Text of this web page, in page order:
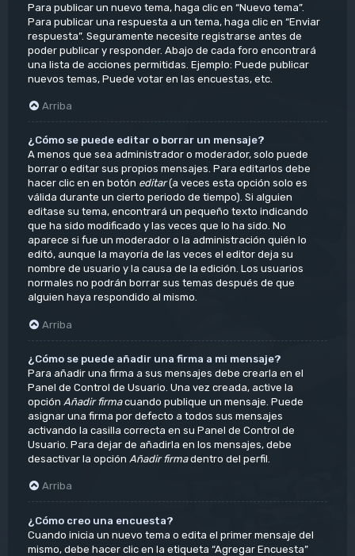
Para publicar un nuevo tema, haga clic en “Nuevo tema”.
Para publicar una respuesta a un tema, haga clic en “Enviar
respuesta”. Seguramente necesite registrarse antes de
poder publicar y responder. Abajo de cada foro encontrará
una lista de acciones permitidas. Ejemplo: Puede publicar
nuevos temas, Puede votar en las encuestas, etc.
Arriba
¿Cómo se puede editar o borrar un mensaje?
A menos que sea administrador o moderador, solo puede
borrar o editar sus propios mensajes. Para editarlos debe
hacer clic en en botón editar(a veces esta opción solo es
válida durante un cierto periodo de tiempo). Si alguien
editase su tema, encontrará un pequeño texto indicando
que ha sido modificado y las veces que lo ha sido. No
aparece si fue un moderador o la administración quién lo
editó, aunque la mayoría de las veces el editor deja su
nombre de usuario y la causa de la edición. Los usuarios
normales no podrán borrar sus temas después de que
alguien haya respondido al mismo.
Arriba
¿Cómo se puede añadir una firma a mi mensaje?
Para añadir una firma a sus mensajes debe crearla en el
Panel de Control de Usuario. Una vez creada, active la
opción Añadir firmacuando publique un mensaje. Puede
asignar una firma por defecto a todos sus mensajes
activando la casilla correcta en su Panel de Control de
Usuario. Para dejar de añadirla en los mensajes, debe
desactivar la opción Añadir firmadentro del perfil.
Arriba
¿Cómo creo una encuesta?
Cuando inicia un nuevo tema o edita el primer mensaje del
mismo, debe hacer clic en la etiqueta “Agregar Encuesta”